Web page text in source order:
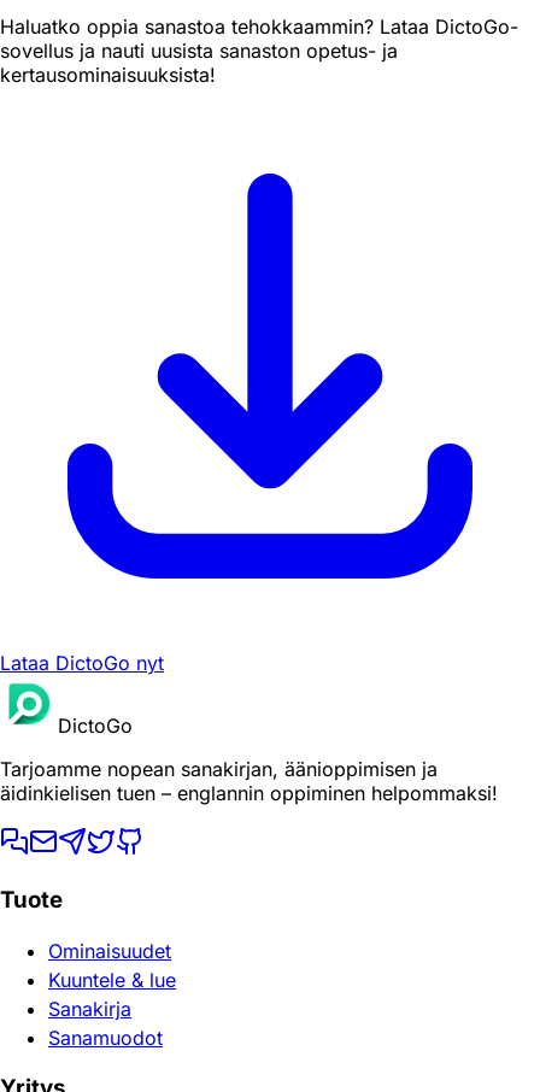
Haluatko oppia sanastoa tehokkaammin? Lataa DictoGo-
sovellus ja nauti uusista sanaston opetus- ja
kertausominaisuuksista!
Lataa DictoGo nyt
DictoGo
Tarjoamme nopean sanakirjan, äänioppimisen ja
äidinkielisen tuen – englannin oppiminen helpommaksi!
Tuote
Ominaisuudet
Kuuntele & lue
Sanakirja
Sanamuodot